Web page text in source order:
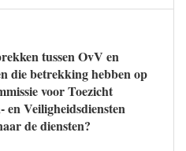
tussen OvV en
die betrekking hebben op
voor Toezicht
Veiligheidsdiensten
de diensten?